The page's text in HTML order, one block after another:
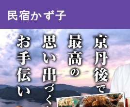
民宿かず子